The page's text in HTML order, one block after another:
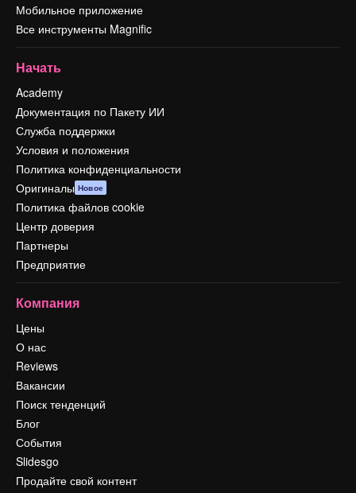
Мобильное приложение
Все инструменты Magnific
Начать
Academy
Документация по Пакету ИИ
Служба поддержки
Условия и положения
Политика конфиденциальности
Оригиналы Новое
Политика файлов cookie
Центр доверия
Партнеры
Предприятие
Компания
Цены
О нас
Reviews
Вакансии
Поиск тенденций
Блог
События
Slidesgo
Продайте свой контент